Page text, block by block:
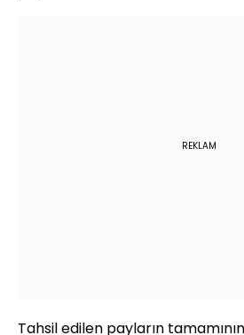
REKLAM
Tahsil edilen payların